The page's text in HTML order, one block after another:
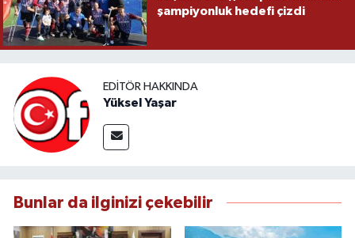
şampiyonluk hedefi çizdi
EDITÖR HAKKINDA
Yüksel Yaşar
Bunlar da ilginizi çekebilir